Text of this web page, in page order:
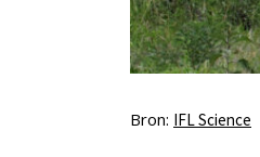
Bron: IFL Science